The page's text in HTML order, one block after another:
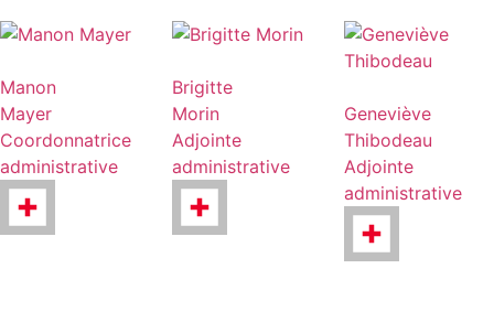
Manon
Mayer
Coordonnatrice
administrative
Brigitte
Morin
Adjointe
administrative
Geneviève
Thibodeau
Adjointe
administrative